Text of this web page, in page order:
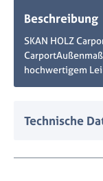
Beschreibung
SKAN HOLZ
hochwertigem
Technische